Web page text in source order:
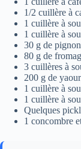
1/2 cuillère à
1 cuillère à
1 cuillère à
30 g de
80 g de
3 cuillères à
200 g de
1 cuillère à
1 cuillère à
Quelques
1 concombre